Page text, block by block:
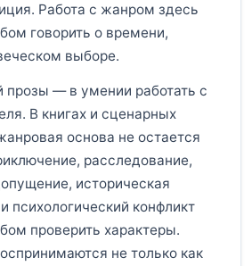
Работа с жанром здесь
говорить о времени,
выборе.
прозы — в умении работать с
В книгах и сценарных
основа не остается
расследование,
историческая
психологический конфликт
проверить характеры.
не только как